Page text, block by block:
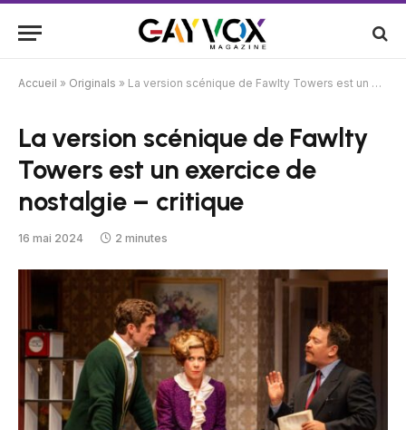
Accueil » Originals » La version scénique de Fawlty Towers est un exercice de nostalgie – critique
La version scénique de Fawlty
Towers est un exercice de
nostalgie – critique
16 mai 2024 2 minutes